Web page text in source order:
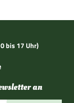
bis 17 Uhr)
an